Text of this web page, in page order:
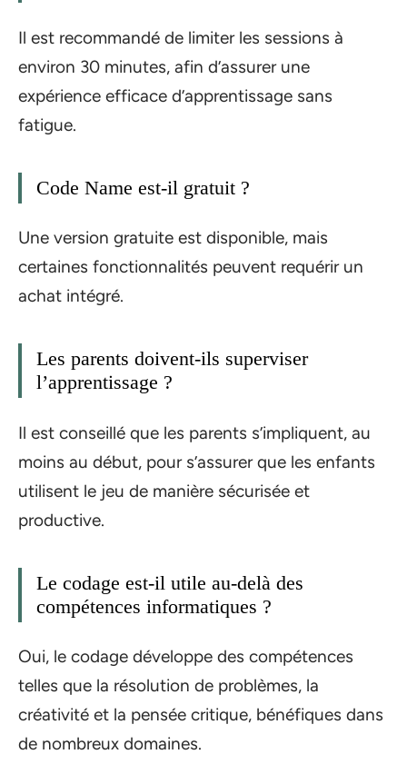
Il est recommandé de limiter les sessions à
environ 30 minutes, afin d’assurer une
expérience efficace d’apprentissage sans
fatigue.
Code Name est-il gratuit ?
Une version gratuite est disponible, mais
certaines fonctionnalités peuvent requérir un
achat intégré.
Les parents doivent-ils superviser
l’apprentissage ?
Il est conseillé que les parents s’impliquent, au
moins au début, pour s’assurer que les enfants
utilisent le jeu de manière sécurisée et
productive.
Le codage est-il utile au-delà des
compétences informatiques ?
Oui, le codage développe des compétences
telles que la résolution de problèmes, la
créativité et la pensée critique, bénéfiques dans
de nombreux domaines.